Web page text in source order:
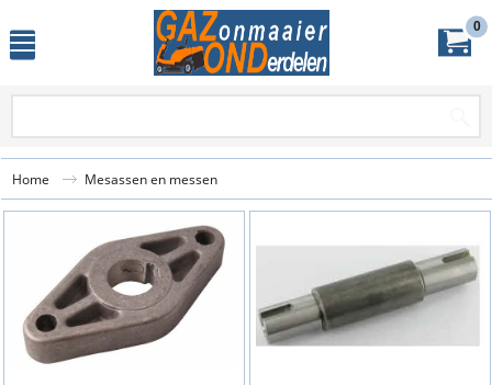
0
Home Mesassen en messen